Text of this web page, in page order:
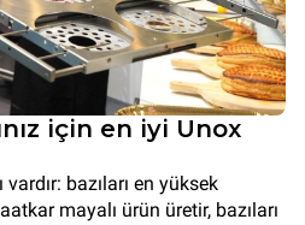
için en iyi Unox
vardır: bazıları en yüksek
mayalı ürün üretir, bazıları